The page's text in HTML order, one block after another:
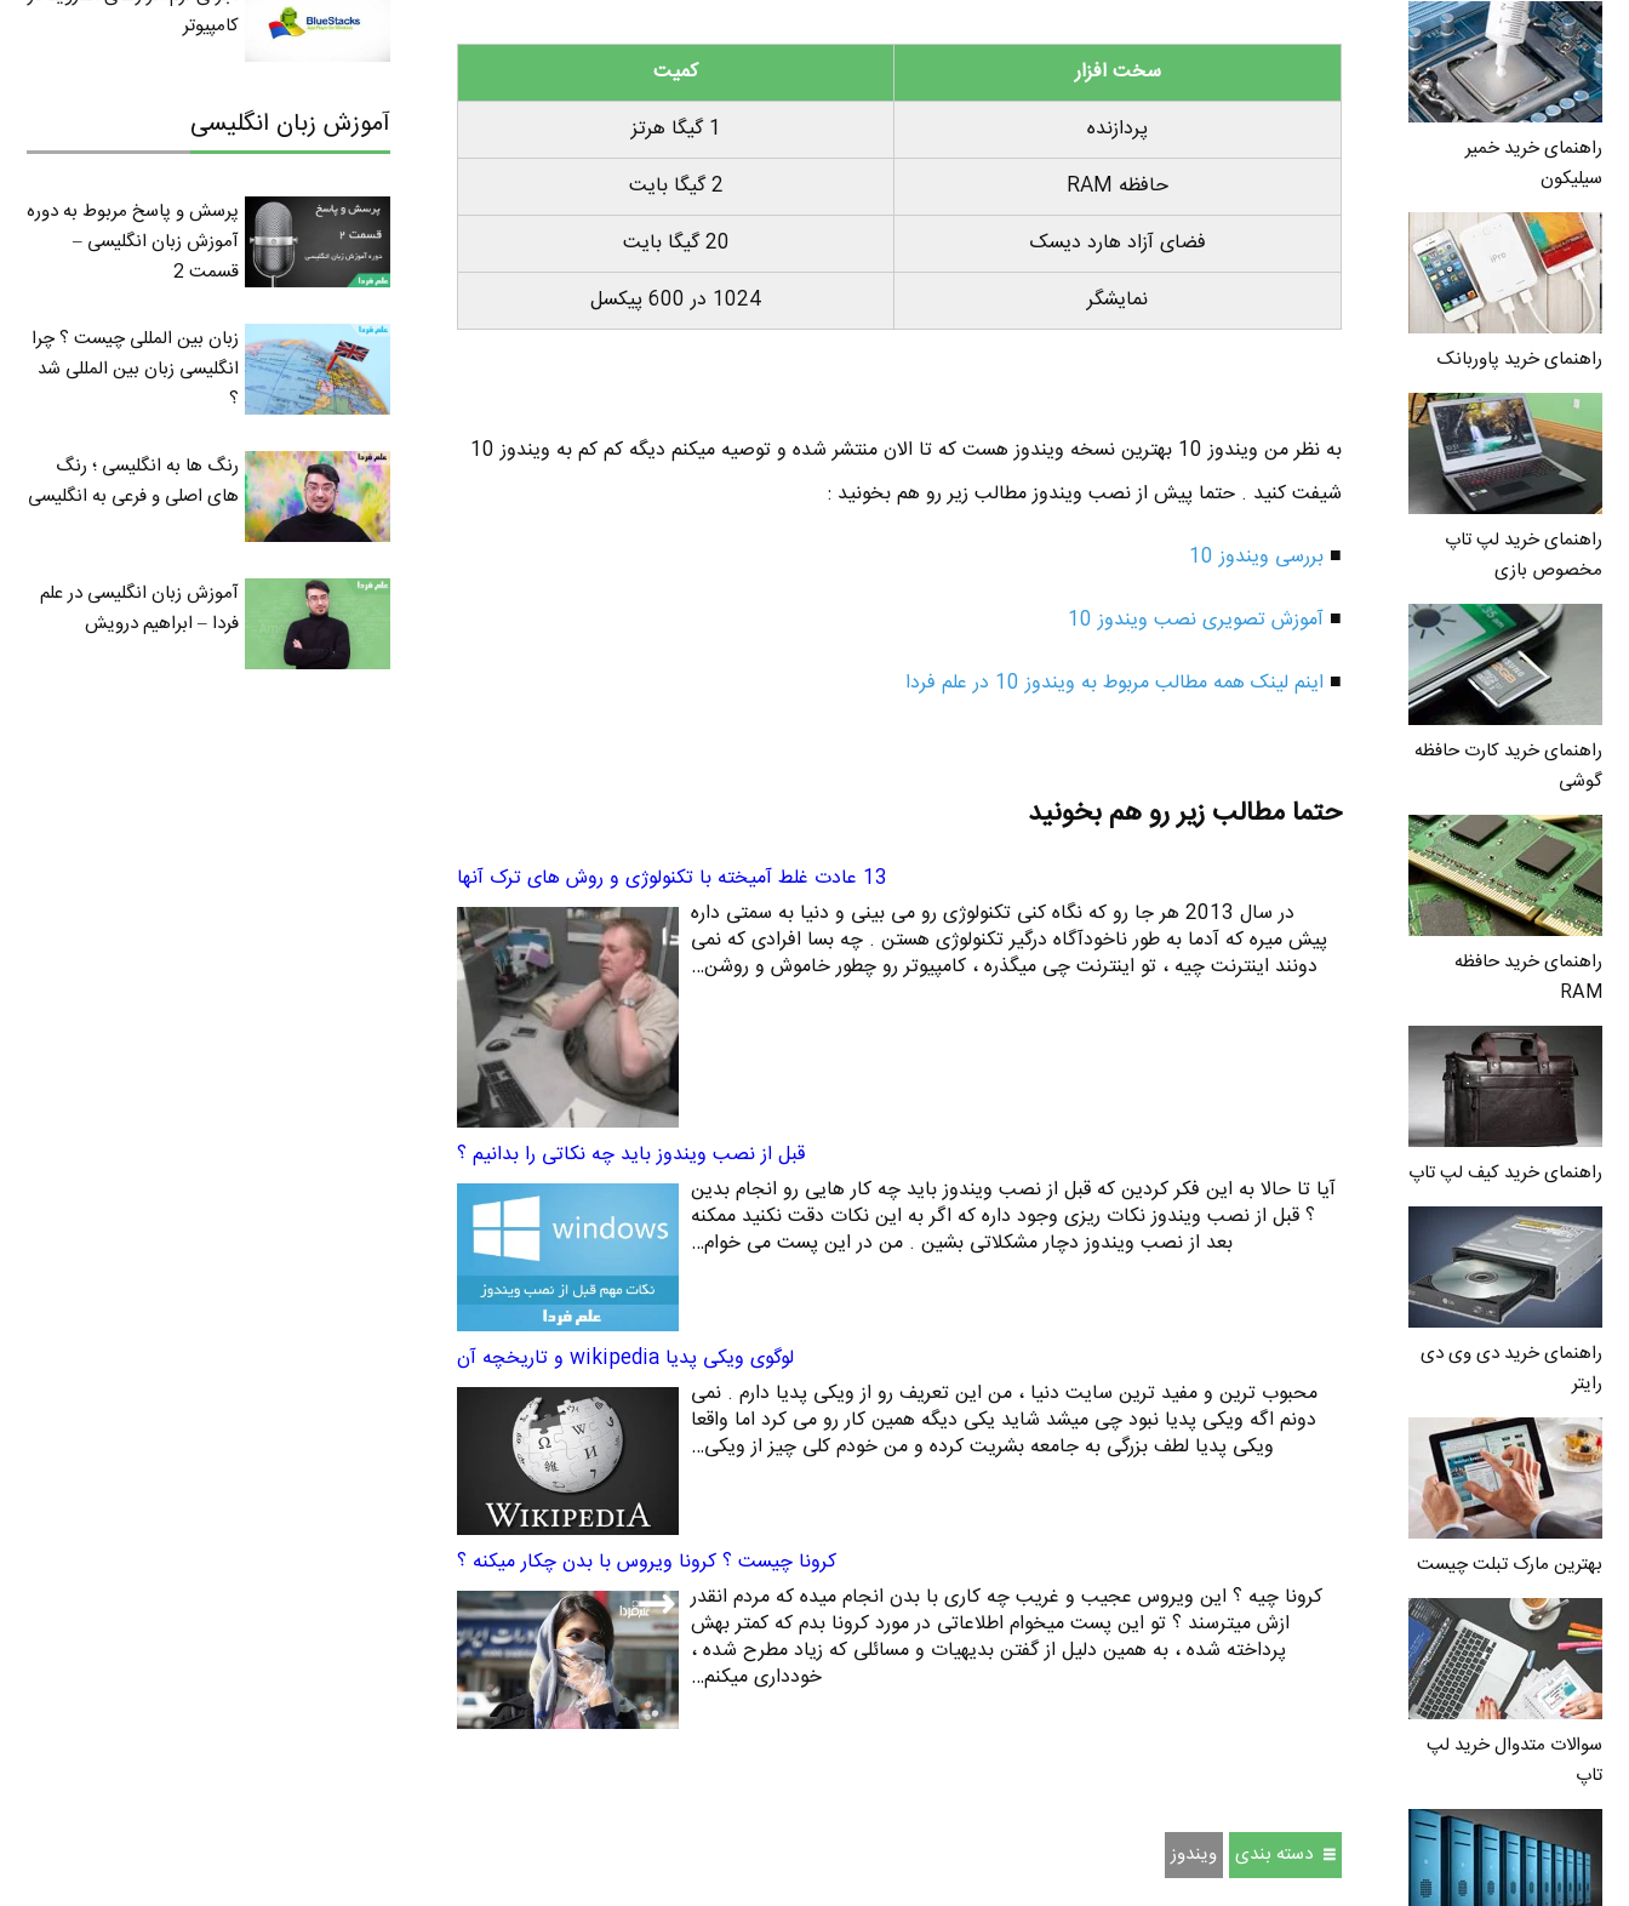
راهنمای خرید خمیر
سیلیکون
راهنمای خرید پاوربانک
راهنمای خرید لپ تاپ
مخصوص بازی
راهنمای خرید کارت حافظه
گوشی
راهنمای خرید حافظه
RAM
راهنمای خرید کیف لپ تاپ
راهنمای خرید دی وی دی
رایتر
بهترین مارک تبلت چیست
سوالات متدوال خرید لپ
تاپ
سخت افزار
کمیت
پردازنده
1 گیگا هرتز
حافظه RAM
2 گیگا بایت
فضای آزاد هارد دیسک
20 گیگا بایت
نمایشگر
1024 در 600 پیکسل
به نظر من ویندوز 10 بهترین نسخه ویندوز هست که تا الان منتشر شده و توصیه میکنم دیگه کم کم به ویندوز 10
شیفت کنید . حتما پیش از نصب ویندوز مطالب زیر رو هم بخونید :
■ بررسی ویندوز 10
■ آموزش تصویری نصب ویندوز 10
■ اینم لینک همه مطالب مربوط به ویندوز 10 در علم فردا
حتما مطالب زیر رو هم بخونید
13 عادت غلط آمیخته با تکنولوژی و روش های ترک آنها
در سال 2013 هر جا رو که نگاه کنی تکنولوژی رو می بینی و دنیا به سمتی داره
پیش میره که آدما به طور ناخودآگاه درگیر تکنولوژی هستن . چه بسا افرادی که نمی
دونند اینترنت چیه ، تو اینترنت چی میگذره ، کامپیوتر رو چطور خاموش و روشن…
قبل از نصب ویندوز باید چه نکاتی را بدانیم ؟
آیا تا حالا به این فکر کردین که قبل از نصب ویندوز باید چه کار هایی رو انجام بدین
؟ قبل از نصب ویندوز نکات ریزی وجود داره که اگر به این نکات دقت نکنید ممکنه
بعد از نصب ویندوز دچار مشکلاتی بشین . من در این پست می خوام…
لوگوی ویکی پدیا wikipedia و تاریخچه آن
محبوب ترین و مفید ترین سایت دنیا ، من این تعریف رو از ویکی پدیا دارم . نمی
دونم اگه ویکی پدیا نبود چی میشد شاید یکی دیگه همین کار رو می کرد اما واقعا
ویکی پدیا لطف بزرگی به جامعه بشریت کرده و من خودم کلی چیز از ویکی…
کرونا چیست ؟ کرونا ویروس با بدن چکار میکنه ؟
کرونا چیه ؟ این ویروس عجیب و غریب چه کاری با بدن انجام میده که مردم انقدر
ازش میترسند ؟ تو این پست میخوام اطلاعاتی در مورد کرونا بدم که کمتر بهش
پرداخته شده ، به همین دلیل از گفتن بدیهیات و مسائلی که زیاد مطرح شده ،
خودداری میکنم…
دسته بندی ویندوز
کامپیوتر
آموزش زبان انگلیسی
پرسش و پاسخ مربوط به دوره
آموزش زبان انگلیسی –
قسمت 2
زبان بین المللی چیست ؟ چرا
انگلیسی زبان بین المللی شد
؟
رنگ ها به انگلیسی ؛ رنگ
های اصلی و فرعی به انگلیسی
آموزش زبان انگلیسی در علم
فردا – ابراهیم درویش